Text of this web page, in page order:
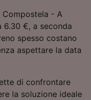
- A
6.30 €, a seconda
spesso costano
aspettare la data
di confrontare
la soluzione ideale